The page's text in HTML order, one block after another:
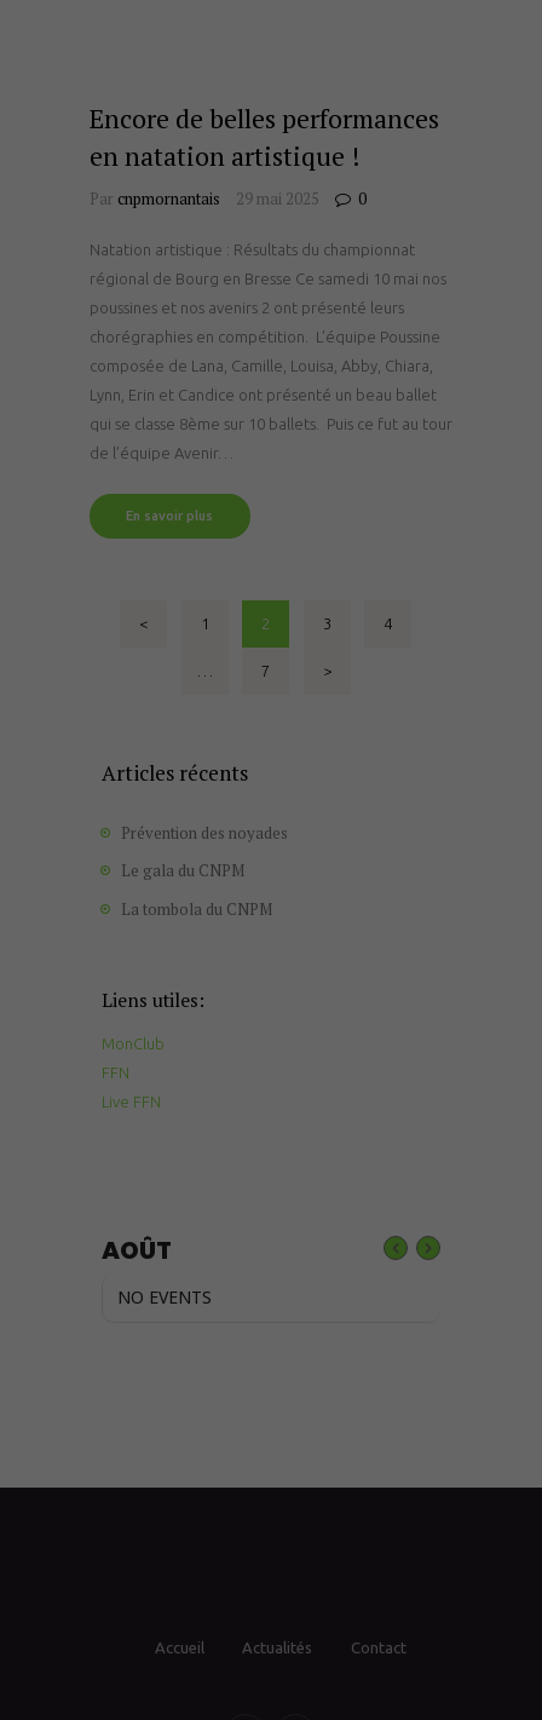
Encore de belles performances
en natation artistique !
Par cnpmornantais 29 mai 2025 0
Natation artistique : Résultats du championnat
régional de Bourg en Bresse Ce samedi 10 mai nos
poussines et nos avenirs 2 ont présenté leurs
chorégraphies en compétition. L’équipe Poussine
composée de Lana, Camille, Louisa, Abby, Chiara,
Lynn, Erin et Candice ont présenté un beau ballet
qui se classe 8ème sur 10 ballets. Puis ce fut au tour
de l’équipe Avenir…
En savoir plus
Pagination
< PAGE
1 PAGE
2 PAGE
3 PAGE
4
PAGE
7 >
Articles récents
Prévention des noyades
Le gala du CNPM
La tombola du CNPM
Liens utiles:
MonClub
FFN
Live FFN
AOÛT
NO EVENTS
Accueil Actualités Contact